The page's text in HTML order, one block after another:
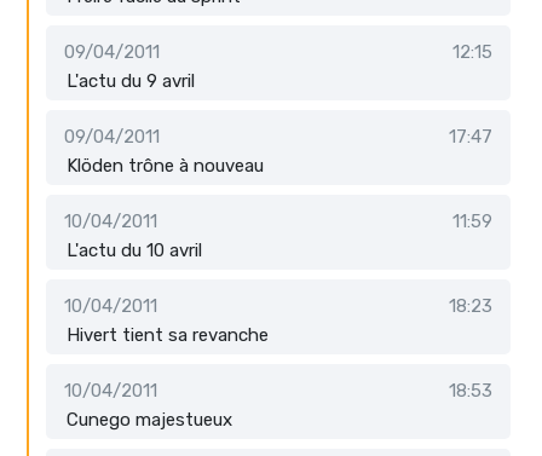
09/04/2011
12:15
L'actu du 9 avril
09/04/2011
17:47
Klöden trône à nouveau
10/04/2011
11:59
L'actu du 10 avril
10/04/2011
18:23
Hivert tient sa revanche
10/04/2011
18:53
Cunego majestueux